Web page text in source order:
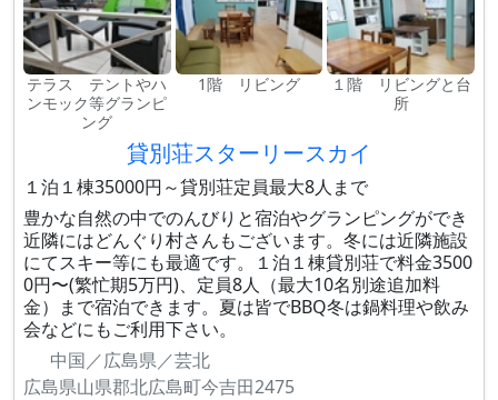
テラス テントやハ
ンモック等グランピ
ング
1階 リビング
１階 リビングと台
所
貸別荘スターリースカイ
１泊１棟35000円～貸別荘定員最大8人まで
豊かな自然の中でのんびりと宿泊やグランピングができ
近隣にはどんぐり村さんもございます。冬には近隣施設
にてスキー等にも最適です。１泊１棟貸別荘で料金3500
0円〜(繁忙期5万円)、定員8人（最大10名別途追加料
金）まで宿泊できます。夏は皆でBBQ冬は鍋料理や飲み
会などにもご利用下さい。
中国／広島県／芸北
広島県山県郡北広島町今吉田2475